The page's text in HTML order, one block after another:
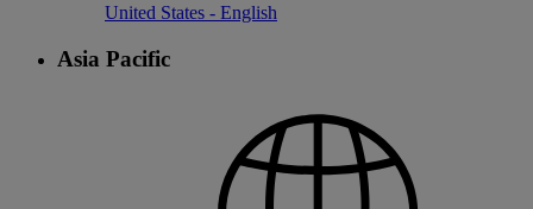
United States - English
Asia Pacific